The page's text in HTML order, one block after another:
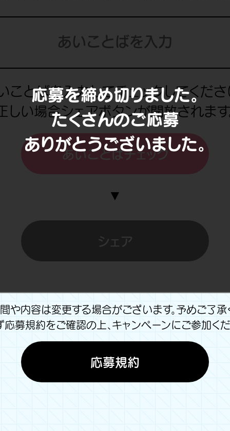
ことばを入力してチェックしてくださ
しい場合シェアボタンが開放されます
あいことばチェック
シェア
応募を締め切りました。
たくさんのご応募
ありがとうございました。
や内容は変更する場合がございます。予めご了承
募規約をご確認の上、キャンペーンにご参加くだ
応募規約